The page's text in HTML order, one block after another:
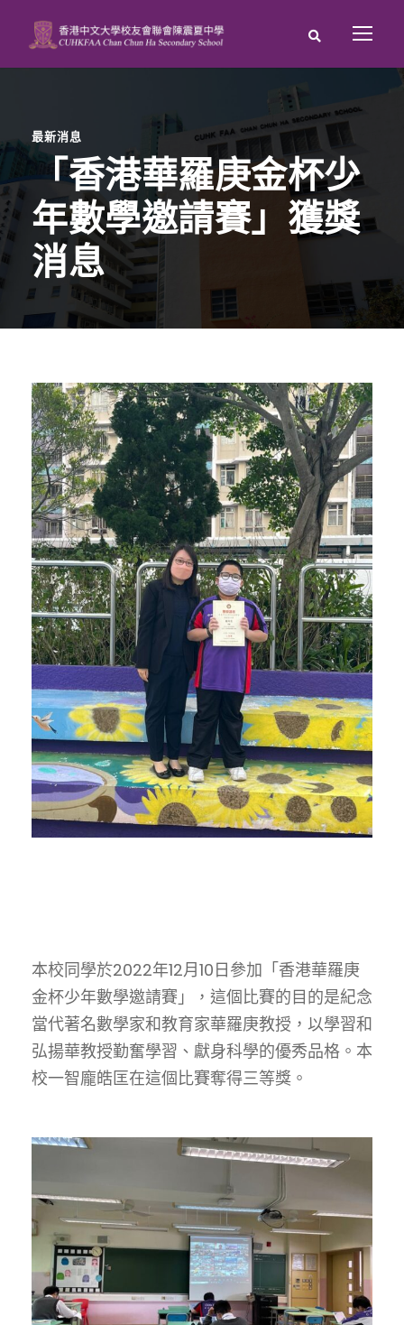
最新消息
「香港華羅庚金杯少
年數學邀請賽」獲獎
消息
本校同學於2022年12月10日參加「香港華羅庚
金杯少年數學邀請賽」，這個比賽的目的是紀念
當代著名數學家和教育家華羅庚教授，以學習和
弘揚華教授勤奮學習、獻身科學的優秀品格。本
校一智龐皓匡在這個比賽奪得三等獎。